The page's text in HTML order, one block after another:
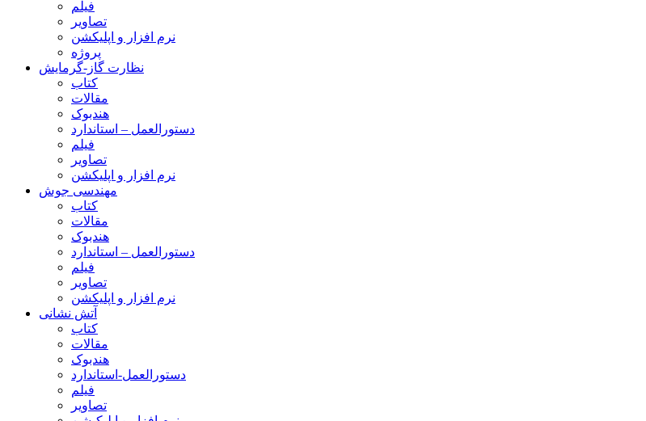
فیلم
تصاویر
نرم افزار و اپلیکشن
پروژه
نظارت گاز-گرمایش
کتاب
مقالات
هندبوک
دستورالعمل – استاندارد
فیلم
تصاویر
نرم افزار و اپلیکشن
مهندسی جوش
کتاب
مقالات
هندبوک
دستورالعمل – استاندارد
فیلم
تصاویر
نرم افزار و اپلیکشن
آتش نشانی
کتاب
مقالات
هندبوک
دستورالعمل-استاندارد
فیلم
تصاویر